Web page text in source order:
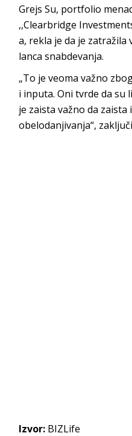
Grejs Su, portfolio
,,Clearbridge
a, rekla je da je
lanca snabdevanja.
„To je veoma važno
i inputa. Oni tvrde da su
je zaista važno da zaista
obelodanjivanja“,
Izvor: BIZLife